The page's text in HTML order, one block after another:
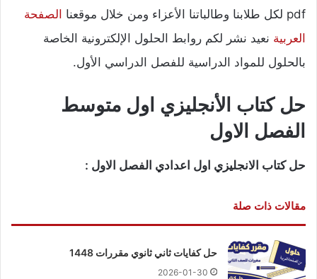
pdf لكل طلابنا وطالباتنا الأعزاء ومن خلال موقعنا
الصفحة
العربية نعيد نشر لكم روابط الحلول الإلكترونية الخاصة
بالحلول للمواد الدراسية للفصل الدراسي الأول.
حل كتاب الأنجليزي اول متوسط
الفصل الاول
حل كتاب الانجليزي اول اعدادي الفصل الاول :
مقالات ذات صلة
حل كفايات ثاني ثانوي مقررات 1448
2026-01-30